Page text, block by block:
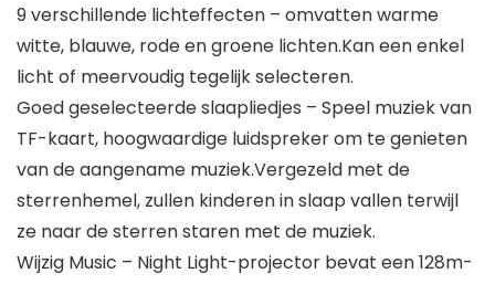
9 verschillende lichteffecten – omvatten warme
witte, blauwe, rode en groene lichten.Kan een enkel
licht of meervoudig tegelijk selecteren.
Goed geselecteerde slaapliedjes – Speel muziek van
TF-kaart, hoogwaardige luidspreker om te genieten
van de aangename muziek.Vergezeld met de
sterrenhemel, zullen kinderen in slaap vallen terwijl
ze naar de sterren staren met de muziek.
Wijzig Music – Night Light-projector bevat een 128m-